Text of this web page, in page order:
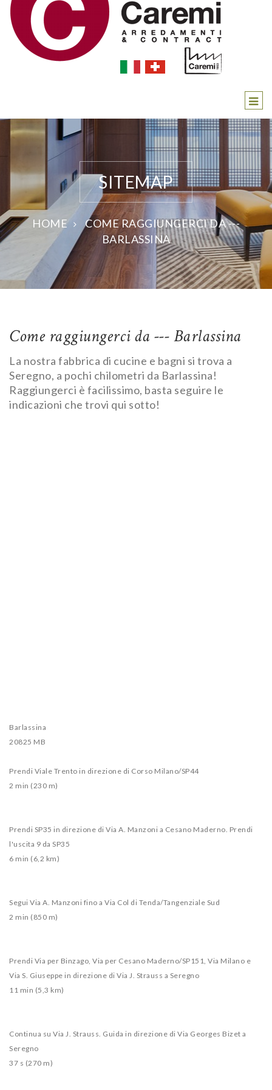
SITEMAP
HOME
COME RAGGIUNGERCI DA ---
BARLASSINA
Come raggiungerci da --- Barlassina
La nostra fabbrica di cucine e bagni si trova a
Seregno, a pochi chilometri da Barlassina!
Raggiungerci è facilissimo, basta seguire le
indicazioni che trovi qui sotto!
Barlassina
20825 MB
Prendi Viale Trento in direzione di Corso Milano/SP44
2 min (230 m)
Prendi SP35 in direzione di Via A. Manzoni a Cesano Maderno. Prendi
l'uscita 9 da SP35
6 min (6,2 km)
Segui Via A. Manzoni fino a Via Col di Tenda/Tangenziale Sud
2 min (850 m)
Prendi Via per Binzago, Via per Cesano Maderno/SP151, Via Milano e
Via S. Giuseppe in direzione di Via J. Strauss a Seregno
11 min (5,3 km)
Continua su Via J. Strauss. Guida in direzione di Via Georges Bizet a
Seregno
37 s (270 m)